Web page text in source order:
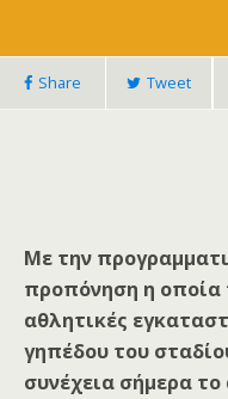
Share Tweet
Με την
προπόνηση η οποία
αθλητικές
γηπέδου του
συνέχεια σήμερα